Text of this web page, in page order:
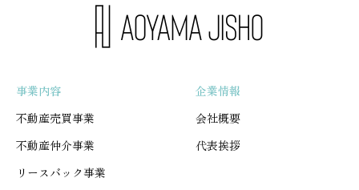
事業内容
不動産売買事業
不動産仲介事業
リースバック事業
企業情報
会社概要
代表挨拶